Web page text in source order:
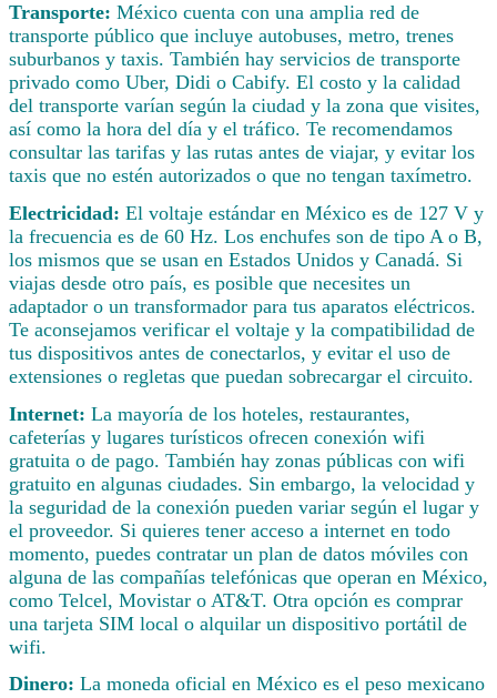
Transporte: México cuenta con una amplia red de
transporte público que incluye autobuses, metro, trenes
suburbanos y taxis. También hay servicios de transporte
privado como Uber, Didi o Cabify. El costo y la calidad
del transporte varían según la ciudad y la zona que visites,
así como la hora del día y el tráfico. Te recomendamos
consultar las tarifas y las rutas antes de viajar, y evitar los
taxis que no estén autorizados o que no tengan taxímetro.
Electricidad: El voltaje estándar en México es de 127 V y
la frecuencia es de 60 Hz. Los enchufes son de tipo A o B,
los mismos que se usan en Estados Unidos y Canadá. Si
viajas desde otro país, es posible que necesites un
adaptador o un transformador para tus aparatos eléctricos.
Te aconsejamos verificar el voltaje y la compatibilidad de
tus dispositivos antes de conectarlos, y evitar el uso de
extensiones o regletas que puedan sobrecargar el circuito.
Internet: La mayoría de los hoteles, restaurantes,
cafeterías y lugares turísticos ofrecen conexión wifi
gratuita o de pago. También hay zonas públicas con wifi
gratuito en algunas ciudades. Sin embargo, la velocidad y
la seguridad de la conexión pueden variar según el lugar y
el proveedor. Si quieres tener acceso a internet en todo
momento, puedes contratar un plan de datos móviles con
alguna de las compañías telefónicas que operan en México,
como Telcel, Movistar o AT&T. Otra opción es comprar
una tarjeta SIM local o alquilar un dispositivo portátil de
wifi.
Dinero: La moneda oficial en México es el peso mexicano